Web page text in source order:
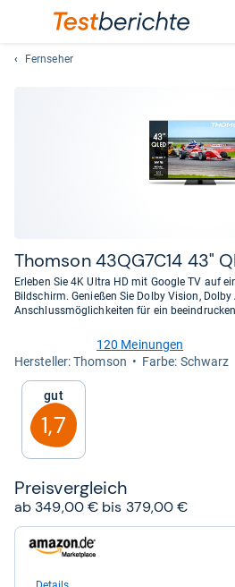
Fernseher
Thom­son 43QG7C14 43"
Erleben Sie 4K Ultra HD mit Google TV auf
Bildschirm. Genießen Sie Dolby Vision,
Anschlussmöglichkeiten für ein
von
Sternen
120 Meinungen
Her­stel­ler: Thomson
Farbe: Schwarz
Gut
1,7
Preis­ver­gleich
ab 349,00 € bis 379,00 €
zum
Shop:
Amazon.de